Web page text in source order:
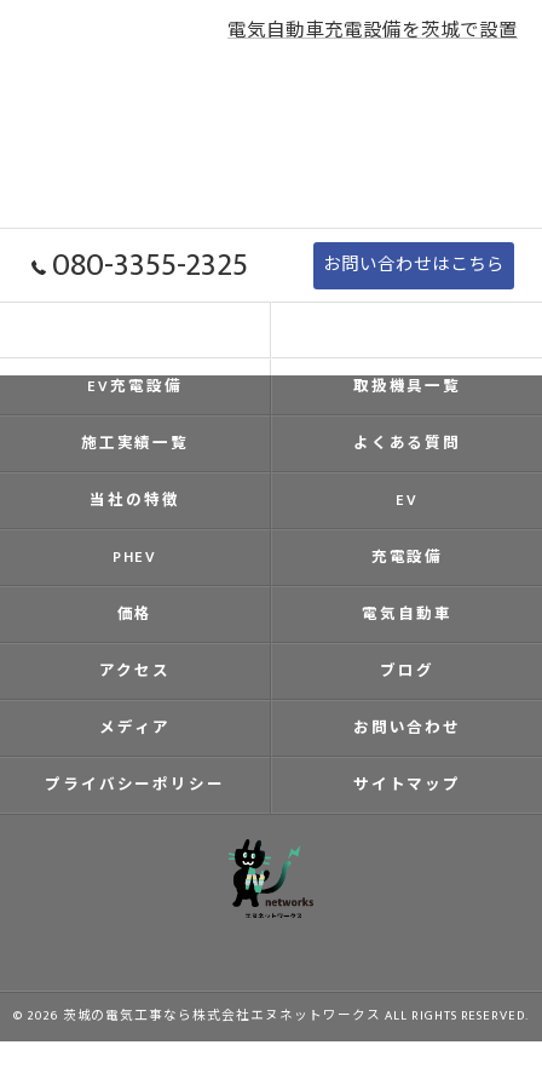
電気自動車充電設備を茨城で設置
080-3355-2325 お問い合わせはこちら
EV充電設備 取扱機具一覧
施工実績一覧 よくある質問
当社の特徴 EV
PHEV 充電設備
価格 電気自動車
アクセス ブログ
メディア お問い合わせ
プライバシーポリシー サイトマップ
© 2026 茨城の電気工事なら株式会社エヌネットワークス ALL RIGHTS RESERVED.